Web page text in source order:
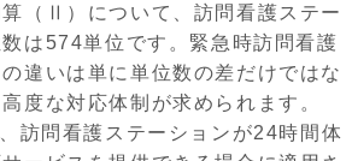
（Ⅱ）について、訪問看護ステー
は 574単位です。 緊急時訪問看護
違いは単に単位数の差だけではな
度な対応体制が求められます。
訪問看護ステーションが24時間体